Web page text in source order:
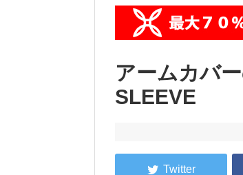
アームカバ
SLEEVE